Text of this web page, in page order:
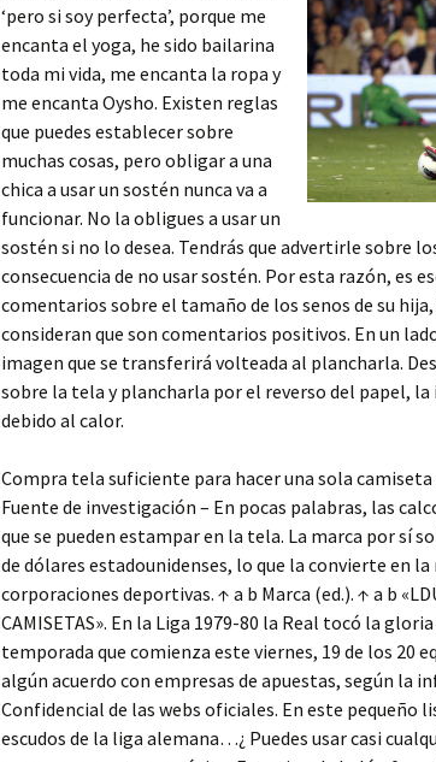
‘pero si soy perfecta’, porque me
encanta el yoga, he sido bailarina
toda mi vida, me encanta la ropa y
me encanta Oysho. Existen reglas
que puedes establecer sobre
muchas cosas, pero obligar a una
chica a usar un sostén nunca va a
funcionar. No la obligues a usar un
sostén si no lo desea. Tendrás que advertirle sobre
consecuencia de no usar sostén. Por esta razón, es
comentarios sobre el tamaño de los senos de su
consideran que son comentarios positivos. En un
imagen que se transferirá volteada al plancharla.
sobre la tela y plancharla por el reverso del papel,
debido al calor.
Compra tela suficiente para hacer una sola
Fuente de investigación – En pocas palabras, las
que se pueden estampar en la tela. La marca por sí
de dólares estadounidenses, lo que la convierte en
corporaciones deportivas. ↑ a b Marca (ed.). ↑ a b
CAMISETAS». En la Liga 1979-80 la Real tocó la
temporada que comienza este viernes, 19 de los 20
algún acuerdo con empresas de apuestas, según la
Confidencial de las webs oficiales. En este pequeño
escudos de la liga alemana…¿ Puedes usar casi